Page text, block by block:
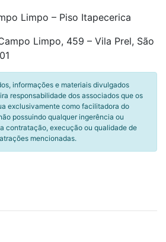
Limpo – Piso Itapecerica
Limpo, 459 – Vila Prel, São
informações e materiais divulgados
responsabilidade dos associados que os
exclusivamente como facilitadora do
possuindo qualquer ingerência ou
contratação, execução ou qualidade de
mencionadas.